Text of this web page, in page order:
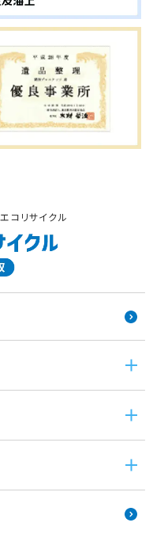
コリサイクル